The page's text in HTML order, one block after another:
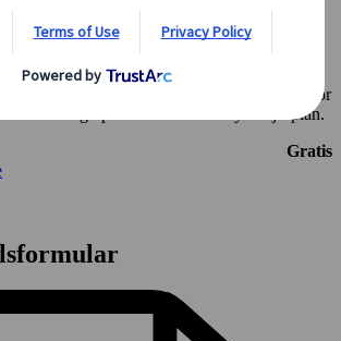
på 30 minutter med en af vores konsulenter for
og oprette en skræddersyet rejseplan.
Gratis